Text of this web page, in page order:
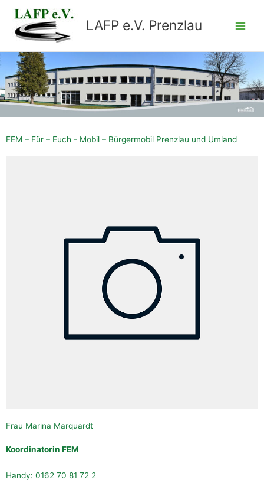
Inhalt
springen
LAFP e.V. Prenzlau
FEM – Für – Euch - Mobil – Bürgermobil Prenzlau und Umland
Frau Marina Marquardt
Koordinatorin FEM
Handy: 0162 70 81 72 2